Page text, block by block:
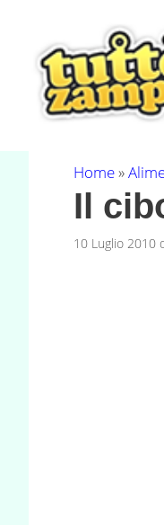
contenuto
Home»
Il
10 Luglio 2010